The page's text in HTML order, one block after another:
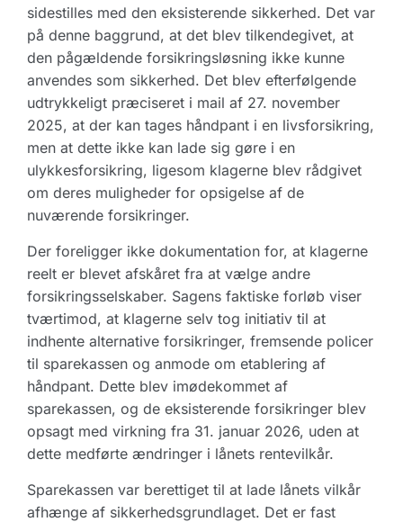
sidestilles med den eksisterende sikkerhed. Det var
på denne baggrund, at det blev tilkendegivet, at
den pågældende forsikringsløsning ikke kunne
anvendes som sikkerhed. Det blev efterfølgende
udtrykkeligt præciseret i mail af 27. november
2025, at der kan tages håndpant i en livsforsikring,
men at dette ikke kan lade sig gøre i en
ulykkesforsikring, ligesom klagerne blev rådgivet
om deres muligheder for opsigelse af de
nuværende forsikringer.
Der foreligger ikke dokumentation for, at klagerne
reelt er blevet afskåret fra at vælge andre
forsikringsselskaber. Sagens faktiske forløb viser
tværtimod, at klagerne selv tog initiativ til at
indhente alternative forsikringer, fremsende policer
til sparekassen og anmode om etablering af
håndpant. Dette blev imødekommet af
sparekassen, og de eksisterende forsikringer blev
opsagt med virkning fra 31. januar 2026, uden at
dette medførte ændringer i lånets rentevilkår.
Sparekassen var berettiget til at lade lånets vilkår
afhænge af sikkerhedsgrundlaget. Det er fast